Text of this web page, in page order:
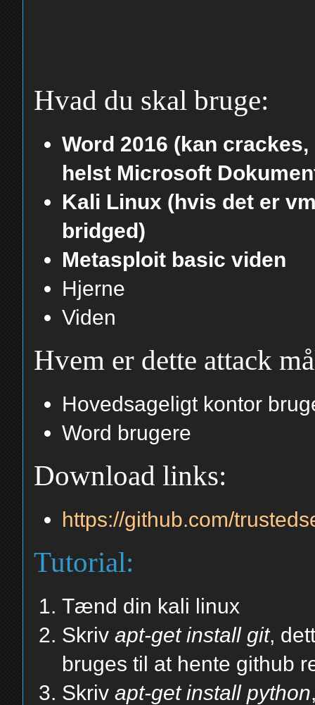
Hvad du skal bruge:
Word 2016 (kan
helst Microsoft
Kali Linux (hvis det er
bridged)
Metasploit basic viden
Hjerne
Viden
Hvem er dette attack
Hovedsageligt kontor
Word brugere
Download links:
https://github.com/
Tutorial:
Tænd din kali linux
Skrivapt-get install git,
bruges til at hente github
Skrivapt-get install python